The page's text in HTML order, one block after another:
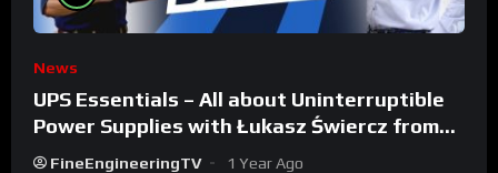
News
UPS Essentials – All about Uninterruptible
Power Supplies with Łukasz Świercz from
Qoltec
FineEngineeringTV 1 Year Ago